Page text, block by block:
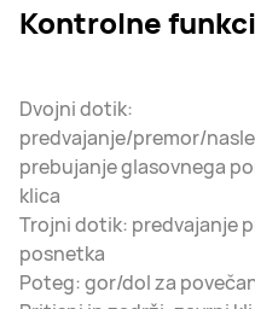
Kontrolne
Dvojni dotik:
predvajanje/premor/
prebujanje glasovnega
klica
Trojni dotik: predvajanje
posnetka
Poteg: gor/dol za